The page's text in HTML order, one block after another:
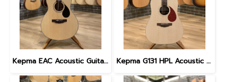
Kepma EAC Acoustic Guitar with gig bag Kepma G131 HPL Acoustic Guitar with Gig Bag